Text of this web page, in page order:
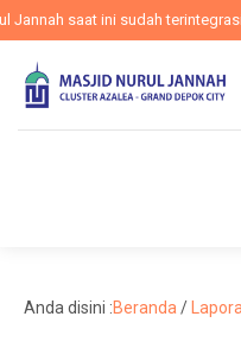
saat ini sudah
Anda disini :Beranda /